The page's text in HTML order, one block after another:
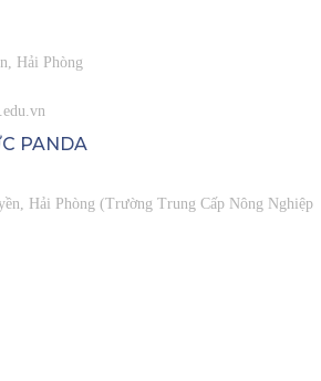
Hải Phòng
PANDA
Hải Phòng (Trường Trung Cấp Nông Nghiệp